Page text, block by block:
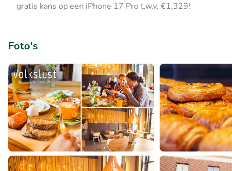
gratis kans op een iPhone 17 Pro t.w.v. €1.329!
Foto's